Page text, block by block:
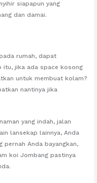
siapapun yang
dan damai.
rumah, dapat
itu, jika ada space kosong
untuk membuat kolam?
nantinya jika
yang indah, jalan
lansekap lainnya, Anda
pernah Anda bayangkan,
koi Jombang pastinya